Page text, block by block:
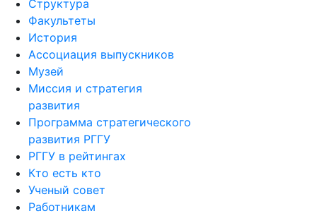
Структура
Факультеты
История
Ассоциация выпускников
Музей
Миссия и стратегия
развития
Программа стратегического
развития РГГУ
РГГУ в рейтингах
Кто есть кто
Ученый совет
Работникам